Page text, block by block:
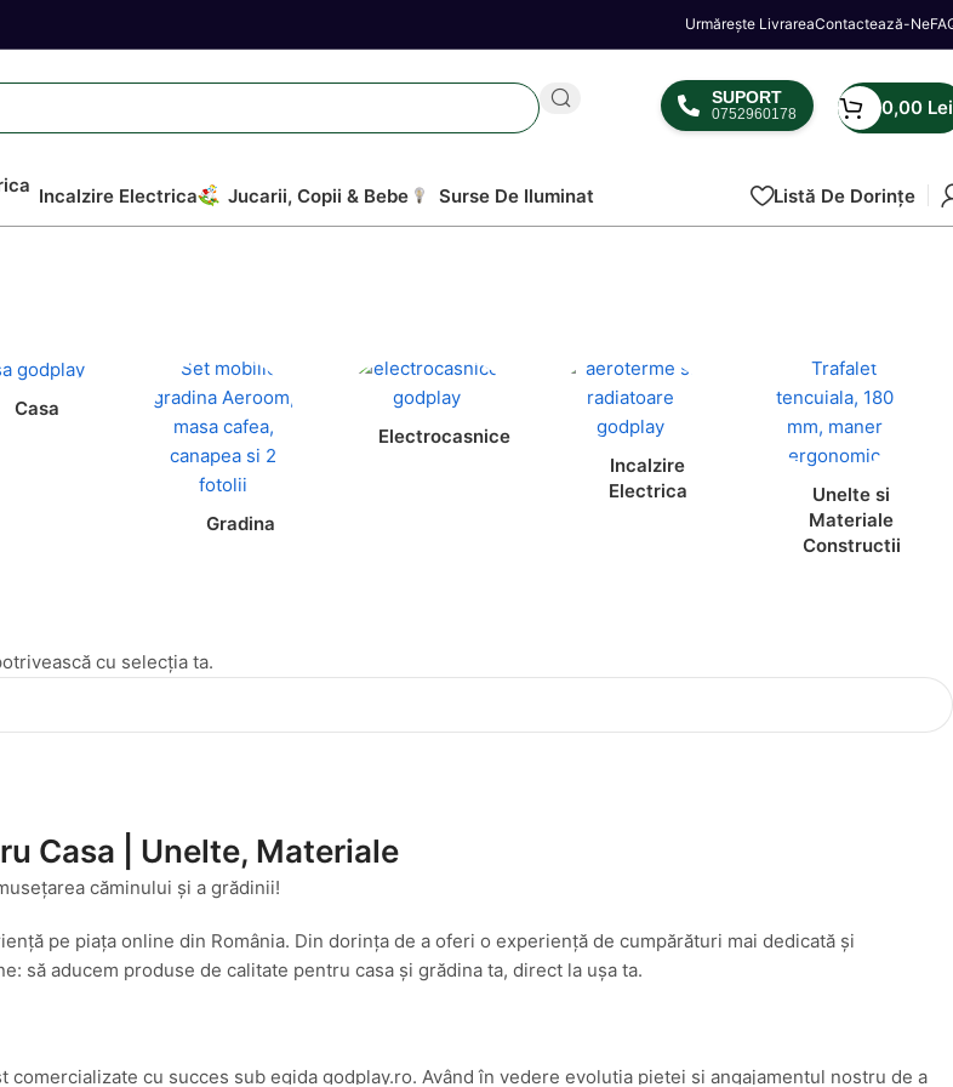
Urmărește LivrareaContactează-Ne
SUPORT
0752960178 0,00 Lei
Incalzire Electrica Jucarii, Copii & Bebe Surse De Iluminat Listă De Dorințe
Casa
Gradina
Electrocasnice
Incalzire
Electrica
Unelte si
Materiale
Constructii
cu selecția ta.
Casa | Unelte, Materiale
căminului și a grădinii!
pe piața online din România. Din dorința de a oferi o experiență de cumpărături mai dedicată și
să aducem produse de calitate pentru casa și grădina ta, direct la ușa ta.
cu succes sub egida godplay.ro. Având în vedere evoluția pieței și angajamentul nostru de a